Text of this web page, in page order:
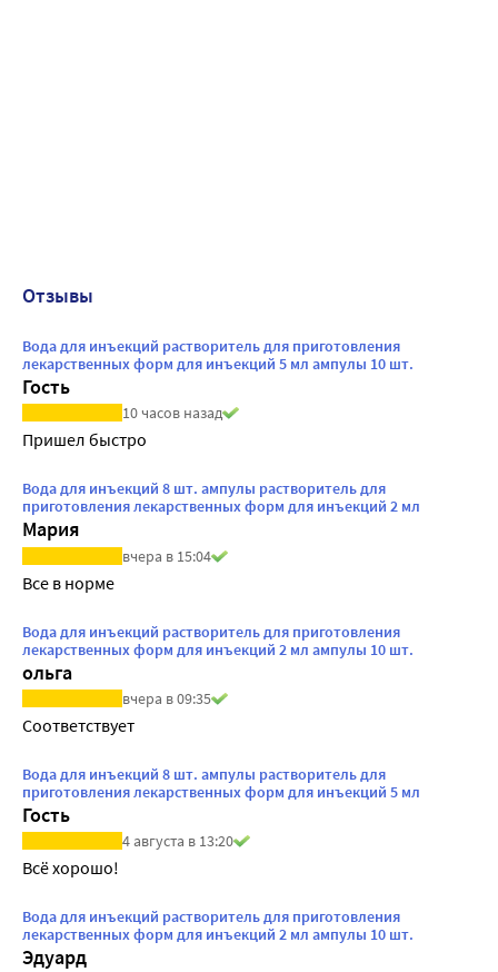
Отзывы
Вода для инъекций растворитель для приготовления
лекарственных форм для инъекций 5 мл ампулы 10 шт.
Гость
10 часов назад
Пришел быстро
Вода для инъекций 8 шт. ампулы растворитель для
приготовления лекарственных форм для инъекций 2 мл
Мария
вчера в 15:04
Все в норме
Вода для инъекций растворитель для приготовления
лекарственных форм для инъекций 2 мл ампулы 10 шт.
ольга
вчера в 09:35
Соответствует
Вода для инъекций 8 шт. ампулы растворитель для
приготовления лекарственных форм для инъекций 5 мл
Гость
4 августа в 13:20
Всё хорошо!
Вода для инъекций растворитель для приготовления
лекарственных форм для инъекций 2 мл ампулы 10 шт.
Эдуард